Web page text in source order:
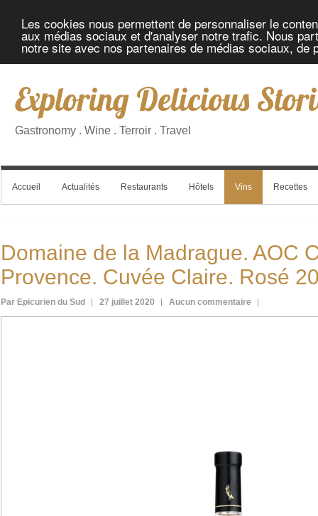
Les cookies nous permettent de personnaliser le
aux médias sociaux et d'analyser notre trafic. Nous
notre site avec nos partenaires de médias sociaux, de
Exploring Delicious
Gastronomy . Wine . Terroir . Travel
Accueil Actualités Restaurants Hôtels Vins Recettes
Domaine de la Madrague. AOC
Provence. Cuvée Claire. Rosé
Par Epicurien du Sud 27 juillet 2020 Aucun commentaire